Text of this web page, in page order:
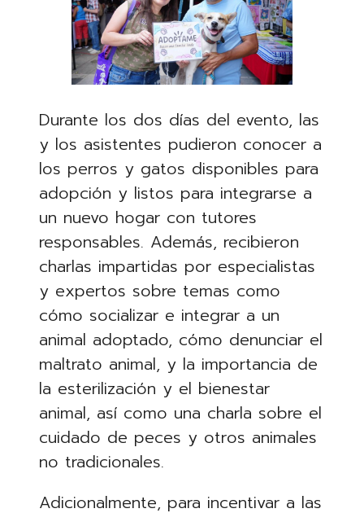
Durante los dos días del evento, las
y los asistentes pudieron conocer a
los perros y gatos disponibles para
adopción y listos para integrarse a
un nuevo hogar con tutores
responsables. Además, recibieron
charlas impartidas por especialistas
y expertos sobre temas como
cómo socializar e integrar a un
animal adoptado, cómo denunciar el
maltrato animal, y la importancia de
la esterilización y el bienestar
animal, así como una charla sobre el
cuidado de peces y otros animales
no tradicionales.
Adicionalmente, para incentivar a las